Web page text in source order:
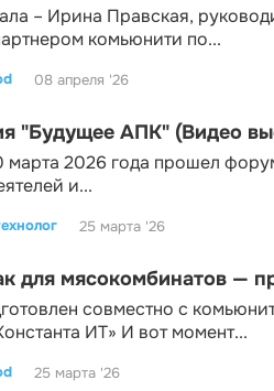
– Ирина Правская,
комьюнити по...
08 апреля '26
"Будущее АПК" (Видео
марта 2026 года прошел
и...
25 марта '26
для мясокомбинатов —
совместно с
ИТ» И вот момент...
25 марта '26